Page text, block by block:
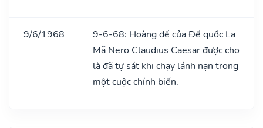
9/6/1968
9-6-68: Hoàng đế của Đế quốc La
Mã Nero Claudius Caesar được cho
là đã tự sát khi chạy lánh nạn trong
một cuộc chính biến.